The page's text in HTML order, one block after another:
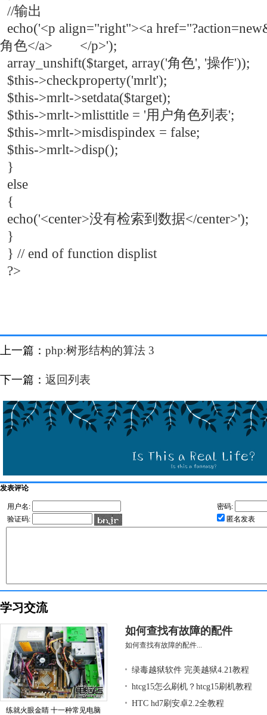
//输出
echo('<p align="right"><a
角色</a> </p>');
array_unshift($target, array('角色', '操作'));
$this->checkproperty('mrlt');
$this->mrlt->setdata($target);
$this->mrlt->mlisttitle = '用户角色列表';
$this->mrlt->misdispindex = false;
$this->mrlt->disp();
}
else
{
echo('<center>没有检索到数据</center>');
}
} // end of function displist
?>
上一篇： php:树形结构的算法 3
下一篇： 返回列表
发表评论
用户名:
密码:
验证码:
匿名发表
学习交流
练就火眼金睛 十一种常见电脑
如何查找有故障的配件
如何查找有故障的配件...
绿毒越狱软件 完美越狱4.21教程
htcg15怎么刷机？htcg15刷机教程
HTC hd7刷安卓2.2全教程